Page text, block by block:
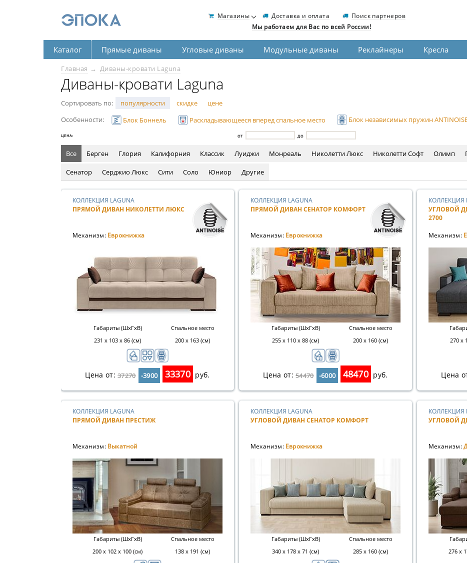
Магазины Доставка и оплата
Поиск партнеров
Мы работаем для Вас по всей России!
Каталог Прямые диваны Угловые диваны Модульные диваны Реклайнеры Кресла
Главная Диваны-кровати Laguna
Диваны-кровати Laguna
Сортировать по: популярности скидке
цене
Особенности:
Блок Боннель Раскладывающееся вперед спальное место Блок независимых пружин
ЦЕНА: ОТ ДО
Все Берген Глория Калифорния Классик Луиджи Монреаль Николетти Люкс Николетти Софт Олимп
Сенатор Серджио Люкс Сити Соло Юниор Другие
КОЛЛЕКЦИЯ LAGUNA
ПРЯМОЙ ДИВАН НИКОЛЕТТИ ЛЮКС
Механизм: Еврокнижка
Габариты (ШхГхВ)
231 х 103 х 86 (см)
Спальное место
200 х 163 (см)
Цена от:37270 -3900 33370 руб.
КОЛЛЕКЦИЯ LAGUNA
ПРЯМОЙ ДИВАН СЕНАТОР КОМФОРТ
Механизм: Еврокнижка
Габариты (ШхГхВ)
255 x 110 x 88 (см)
Спальное место
200 х 160 (см)
Цена от:54470 -6000 48470 руб.
КОЛЛЕКЦИЯ
УГЛОВОЙ
2700
Механизм:
270 х
Цена
КОЛЛЕКЦИЯ LAGUNA
ПРЯМОЙ ДИВАН ПРЕСТИЖ
Механизм: Выкатной
Габариты (ШхГхВ)
200 х 102 х 100 (см)
Спальное место
138 х 191 (см)
КОЛЛЕКЦИЯ LAGUNA
УГЛОВОЙ ДИВАН СЕНАТОР КОМФОРТ
Механизм: Еврокнижка
Габариты (ШхГхВ)
340 х 178 х 71 (см)
Спальное место
285 х 160 (см)
КОЛЛЕКЦИЯ
УГЛОВОЙ
Механизм:
276 х